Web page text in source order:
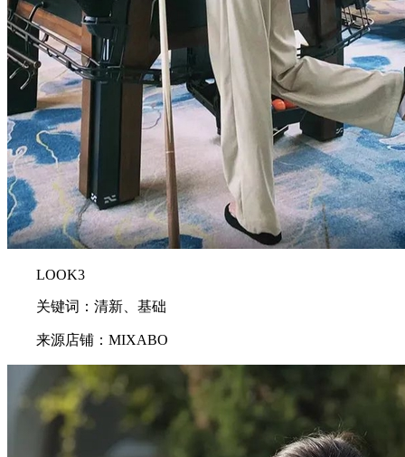
LOOK3
关键词：清新、基础
来源店铺：MIXABO